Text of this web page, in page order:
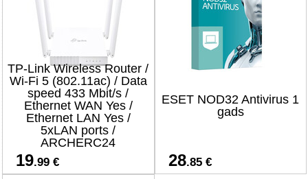
TP-Link Wireless Router /
Wi-Fi 5 (802.11ac) / Data
speed 433 Mbit/s /
Ethernet WAN Yes /
Ethernet LAN Yes /
5xLAN ports /
ARCHERC24
19.99 €
ESET NOD32 Antivirus 1
gads
28.85 €